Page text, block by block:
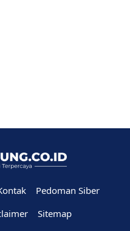
Pedoman Siber
Sitemap